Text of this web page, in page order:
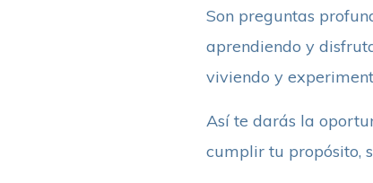
Son preguntas
aprendiendo y
viviendo y
Así te darás la
cumplir tu propósito,